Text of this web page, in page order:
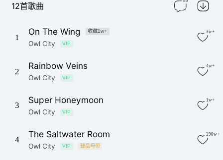
12首歌曲
1
On The Wing 收藏1w+
Owl City VIP
3w+
2
Rainbow Veins
Owl City VIP
4w+
3
Super Honeymoon
Owl City VIP
1w+
4
The Saltwater Room
Owl City VIP 臻品母带
290w+